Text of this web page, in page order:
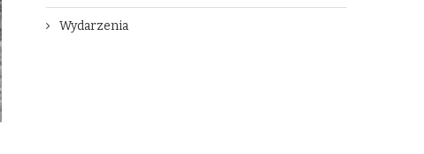
Wydarzenia